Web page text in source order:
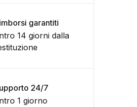
garantiti
14 giorni dalla
24/7
1 giorno